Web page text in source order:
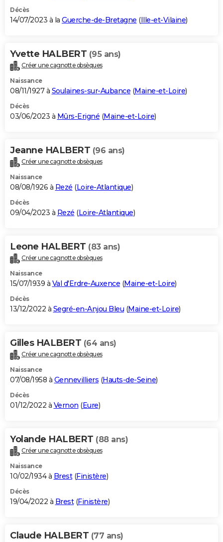
Décès
14/07/2023 à la Guerche-de-Bretagne (Ille-et-Vilaine)
Yvette HALBERT (95 ans)
Créer une cagnotte obsèques
Naissance
08/11/1927 à Soulaines-sur-Aubance (Maine-et-Loire)
Décès
03/06/2023 à Mûrs-Erigné (Maine-et-Loire)
Jeanne HALBERT (96 ans)
Créer une cagnotte obsèques
Naissance
08/08/1926 à Rezé (Loire-Atlantique)
Décès
09/04/2023 à Rezé (Loire-Atlantique)
Leone HALBERT (83 ans)
Créer une cagnotte obsèques
Naissance
15/07/1939 à Val d'Erdre-Auxence (Maine-et-Loire)
Décès
13/12/2022 à Segré-en-Anjou Bleu (Maine-et-Loire)
Gilles HALBERT (64 ans)
Créer une cagnotte obsèques
Naissance
07/08/1958 à Gennevilliers (Hauts-de-Seine)
Décès
01/12/2022 à Vernon (Eure)
Yolande HALBERT (88 ans)
Créer une cagnotte obsèques
Naissance
10/02/1934 à Brest(Finistère)
Décès
19/04/2022 à Brest(Finistère)
Claude HALBERT (77 ans)